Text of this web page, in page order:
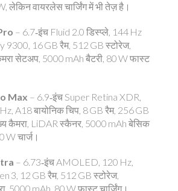
लेकिन वायरलेस चार्जिंग में भी तेज़ है।
– 6.7‑इंच Fluid 2.0 डिस्प्ले, 144 Hz
9300, 16 GB रैम, 512 GB स्टोरेज,
सेटअप, 5000 mAh बैटरी, 80 W फास्ट
Max – 6.9‑इंच Super Retina XDR,
A18 बायोनिक चिप, 8 GB रैम, 256 GB
कैमरा, LiDAR स्कैनर, 5000 mAh बेसिक
W चार्ज।
– 6.73‑इंच AMOLED, 120 Hz,
3, 12 GB रैम, 512 GB स्टोरेज,
5000 mAh, 80 W फास्ट चार्जिंग।